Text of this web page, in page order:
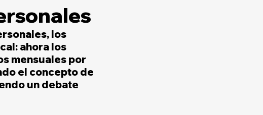
los
ahora los
mensuales por
el concepto de
un debate